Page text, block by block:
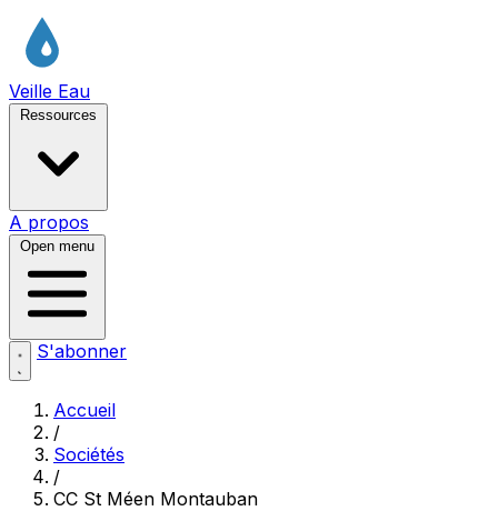
Veille Eau
Ressources
A propos
Open menu
S'abonner
Accueil
/
Sociétés
/
CC St Méen Montauban